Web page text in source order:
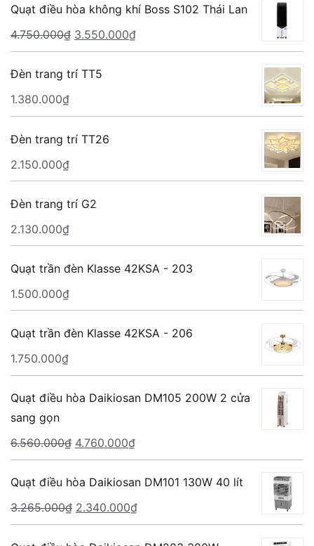
Quạt điều hòa không khí Boss S102 Thái Lan
4.750.000₫ Giá
gốc
là:
3.550.000₫Giá
hiện
3.550.000₫.
Đèn trang trí TT5
1.380.000₫
Đèn trang trí TT26
2.150.000₫
Đèn trang trí G2
2.130.000₫
Quạt trần đèn Klasse 42KSA - 203
1.500.000₫
Quạt trần đèn Klasse 42KSA - 206
1.750.000₫
Quạt điều hòa Daikiosan DM105 200W 2 cửa
sang gọn
6.560.000₫ Giá
gốc
là:
6.560.000₫.
4.760.000₫Giá
hiện
tại
là:
4.760.000₫.
Quạt điều hòa Daikiosan DM101 130W 40 lít
3.265.000₫ Giá
gốc
2.340.000₫Giá
hiện